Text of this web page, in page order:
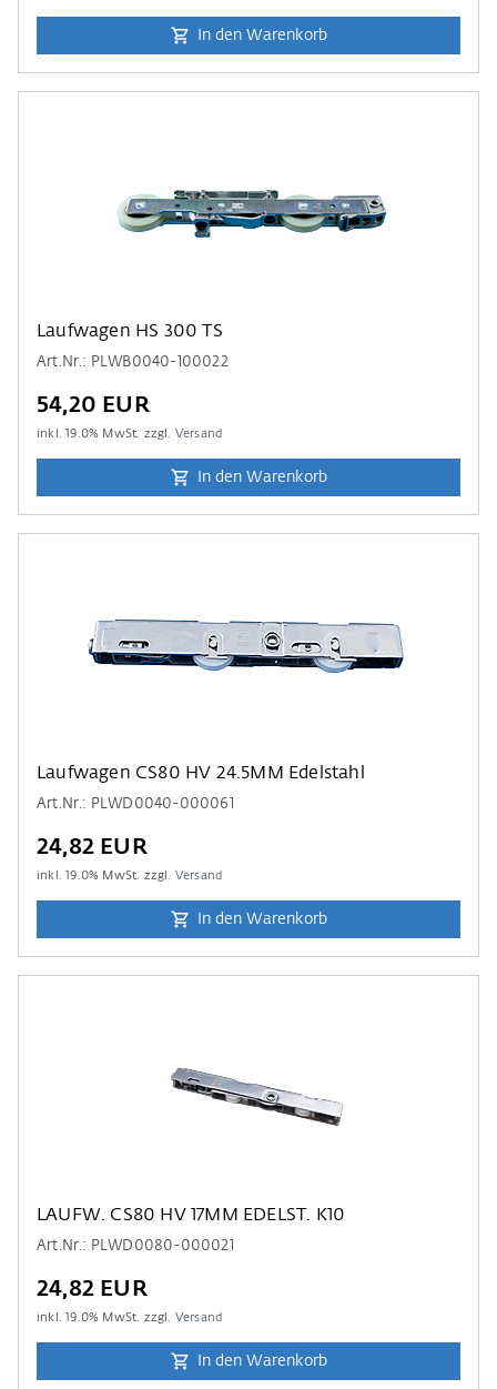
In den Warenkorb
Laufwagen HS 300 TS
Art.Nr.: PLWB0040-100022
54,20 EUR
inkl.19.0% MwSt. zzgl. Versand
In den Warenkorb
Laufwagen CS80 HV 24.5MM Edelstahl
Art.Nr.: PLWD0040-000061
24,82 EUR
inkl.19.0% MwSt. zzgl. Versand
In den Warenkorb
LAUFW. CS80 HV 17MM EDELST. K10
Art.Nr.: PLWD0080-000021
24,82 EUR
inkl.19.0% MwSt. zzgl. Versand
In den Warenkorb